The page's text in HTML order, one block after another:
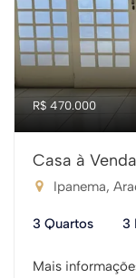
R$ 470.000
Casa à
Ipanema,
3 Quartos 3
Mais